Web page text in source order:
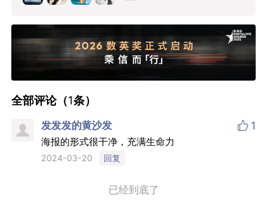
全部评论（1条）
发发发的黄沙发  1
海报的形式很干净，充满生命力
2024-03-20 回复
已经到底了